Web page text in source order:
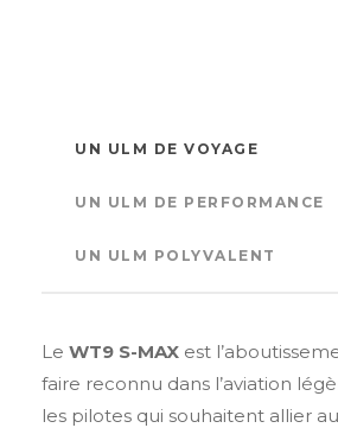
UN ULM DE VOYAGE
UN ULM DE PERFORMANCE
UN ULM POLYVALENT
Le WT9 S-MAX est
faire reconnu dans l’aviation
les pilotes qui souhaitent allier